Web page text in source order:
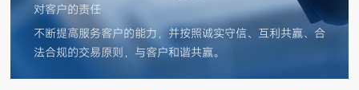
对客户的责任
不断提高服务客户的能力，并按照诚实守信、互利共赢、合
法合规的交易原则，与客户和谐共赢。